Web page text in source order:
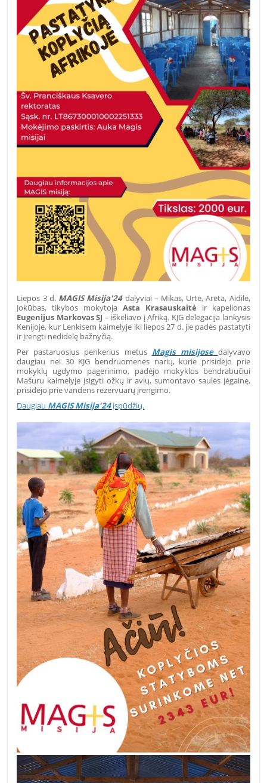
Liepos 3 d.MAGIS Misija'24 dalyviai – Mikas, Urtė, Areta, Aidilė,
Jokūbas, tikybos mokytoja Asta Krasauskaitė ir kapelionas
Eugenijus Markovas SJ – iškeliavo į Afriką. KJG delegacija lankysis
Kenijoje, kur Lenkisem kaimelyje iki liepos 27 d. jie padės pastatyti
ir įrengti nedidelę bažnyčią.
Per pastaruosius penkerius metus Magis misijose dalyvavo
daugiau nei 30 KJG bendruomenės narių, kurie prisidėjo prie
mokyklų ugdymo pagerinimo, padėjo mokyklos bendrabučiui
Mašuru kaimelyje įsigyti ožkų ir avių, sumontavo saulės jėgainę,
prisidėjo prie vandens rezervuarų įrengimo.
Daugiau MAGIS Misija'24įspūdžių.